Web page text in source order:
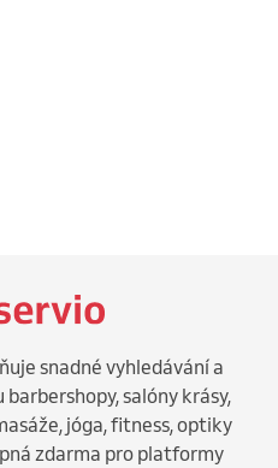
snadné vyhledávání a
salóny krásy,
jóga, fitness, optiky
zdarma pro platformy